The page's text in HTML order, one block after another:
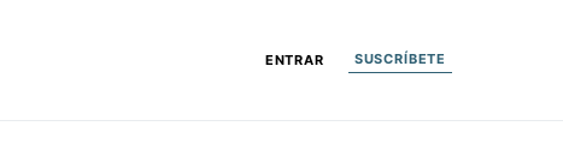
ENTRAR SUSCRÍBETE